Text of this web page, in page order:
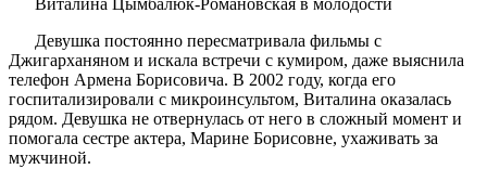
Виталина Цымбалюк-Романовская в молодости
Девушка постоянно пересматривала фильмы с
Джигарханяном и искала встречи с кумиром, даже выяснила
телефон Армена Борисовича. В 2002 году, когда его
госпитализировали с микроинсультом, Виталина оказалась
рядом. Девушка не отвернулась от него в сложный момент и
помогала сестре актера, Марине Борисовне, ухаживать за
мужчиной.